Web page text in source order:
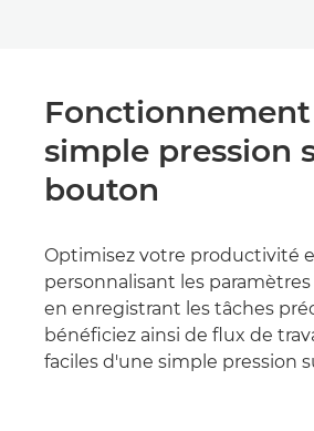
simple pression
bouton
Optimisez votre productivité
personnalisant les
en enregistrant les tâches
bénéficiez ainsi de flux de
faciles d'une simple pression